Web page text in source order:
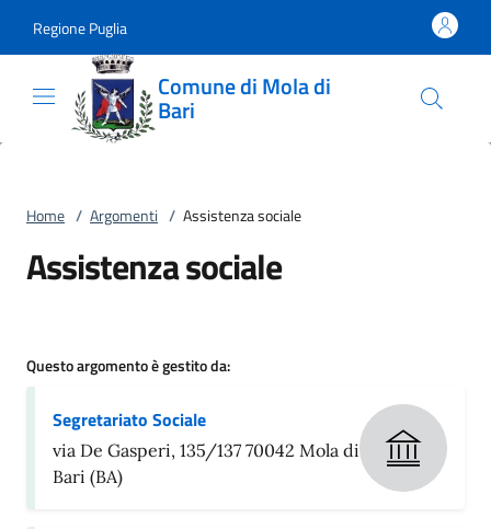
Regione Puglia
Comune di Mola di
Bari
Home / Argomenti / Assistenza sociale
Assistenza sociale
Questo argomento è gestito da:
Segretariato Sociale
via De Gasperi, 135/137 70042 Mola di
Bari (BA)